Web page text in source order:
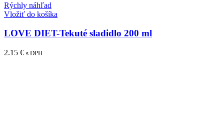
Rýchly náhľad
Vložiť do košíka
LOVE DIET-Tekuté sladidlo 200 ml
2.15 € s DPH